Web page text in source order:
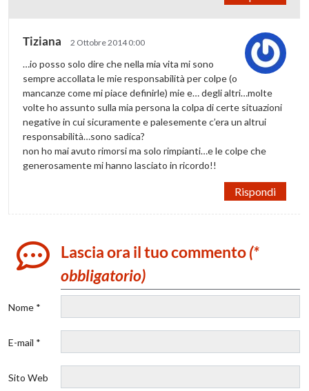
Tiziana 2 Ottobre 2014 0:00
…io posso solo dire che nella mia vita mi sono
sempre accollata le mie responsabilità per colpe (o
mancanze come mi piace definirle) mie e… degli altri…molte
volte ho assunto sulla mia persona la colpa di certe situazioni
negative in cui sicuramente e palesemente c’era un altrui
responsabilità…sono sadica?
non ho mai avuto rimorsi ma solo rimpianti…e le colpe che
generosamente mi hanno lasciato in ricordo!!
Rispondi
Lascia ora il tuo commento(*
obbligatorio)
Nome *
E-mail *
Sito Web